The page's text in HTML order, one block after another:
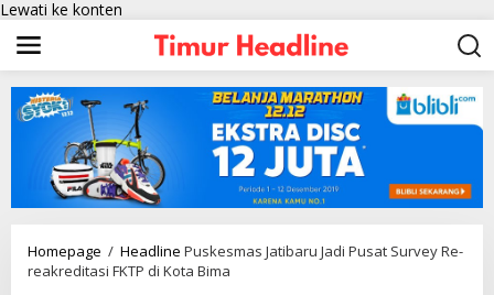
Lewati ke konten
Homepage / Headline Puskesmas Jatibaru Jadi Pusat Survey Re-
reakreditasi FKTP di Kota Bima